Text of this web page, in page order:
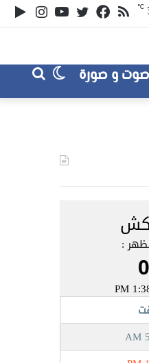
يوتيوبتويتر
فيسبوكملخص
الموقع
℃
صوت و صورة
بحث
عن
الوضع
المظلم